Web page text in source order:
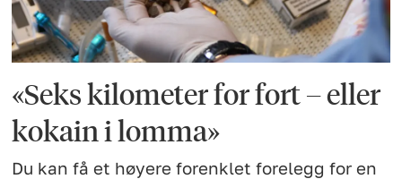
«Seks kilometer for fort – eller
kokain i lomma»
Du kan få et høyere forenklet forelegg for en